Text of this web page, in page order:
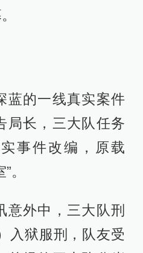
蓝的一线真实案件
局长，三大队任务
事件改编，原载
。
意外中，三大队刑
入狱服刑，队友受